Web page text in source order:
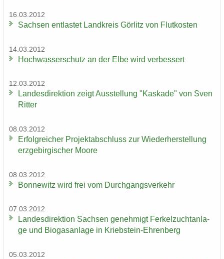
16.03.2012
Sach­sen ent­las­tet Land­kreis Gör­litz von Flut­kos­ten
14.03.2012
Hoch­was­ser­schutz an der Elbe wird ver­bes­sert
12.03.2012
Lan­des­di­rek­ti­on zeigt Aus­stel­lung "Kas­ka­de" von Sven
Rit­ter
08.03.2012
Er­folg­rei­cher Pro­jekt­ab­schluss zur Wie­der­her­stel­lung
erz­ge­bir­gi­scher Moore
08.03.2012
Bon­ne­witz wird frei vom Durch­gangs­ver­kehr
07.03.2012
Lan­des­di­rek­ti­on Sach­sen ge­neh­migt Fer­kel­zucht­an­la­
ge und Bio­gas­an­la­ge in Kriebstein-​Ehrenberg
05.03.2012